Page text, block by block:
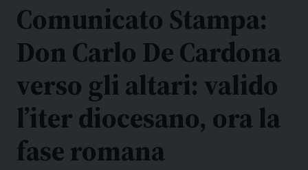
Comunicato Stampa:
Don Carlo De Cardona
verso gli altari: valido
l’iter diocesano, ora la
fase romana